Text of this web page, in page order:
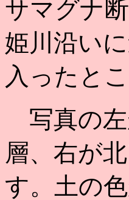
サマグナ
姫川沿い
入ったと
写真の左
層、右が
す。土の